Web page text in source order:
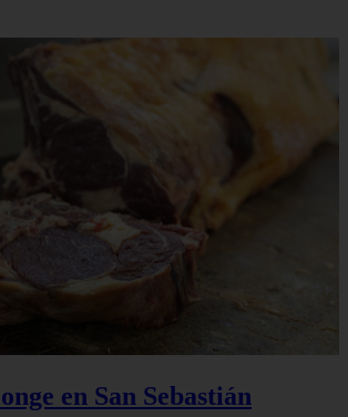
en San Sebastián